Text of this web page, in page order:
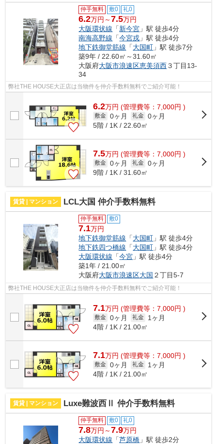
仲手無料 敷0 礼0
6.2万円～7.5万円
大阪環状線 「新今宮 」駅 徒歩4分
南海高野線 「今宮戎 」駅 徒歩4分
地下鉄御堂筋線 「大国町 」駅 徒歩7分
築9年 / 22.60㎡～31.60㎡
大阪府大阪市浪速区恵美須西３丁目13-
34
弊社THE HOUSE大正店は当物件を仲介手数料無料でご紹介可能！
6.2万円 (管理費等：7,000円 )
敷金 0ヶ月 礼金 0ヶ月
5階 / 1K / 22.60㎡
7.5万円 (管理費等：7,000円 )
敷金 0ヶ月 礼金 0ヶ月
9階 / 1K / 31.60㎡
賃貸 | マンション LCL大国 仲介手数料無料
仲手無料 敷0
7.1万円
地下鉄御堂筋線 「大国町 」駅 徒歩4分
地下鉄四つ橋線 「大国町 」駅 徒歩4分
大阪環状線 「今宮 」駅 徒歩4分
築1年 / 21.00㎡
大阪府大阪市浪速区大国 ２丁目5-7
弊社THE HOUSE大正店は当物件を仲介手数料無料でご紹介可能！
7.1万円 (管理費等：7,000円 )
敷金 0ヶ月 礼金
1ヶ月
4階 / 1K / 21.00㎡
7.1万円 (管理費等：7,000円 )
敷金 0ヶ月 礼金
1ヶ月
4階 / 1K / 21.00㎡
賃貸 | マンション Luxe難波西Ⅱ 仲介手数料無料
仲手無料 敷0 礼0
7.8万円～7.9万円
大阪環状線 「芦原橋 」駅 徒歩2分